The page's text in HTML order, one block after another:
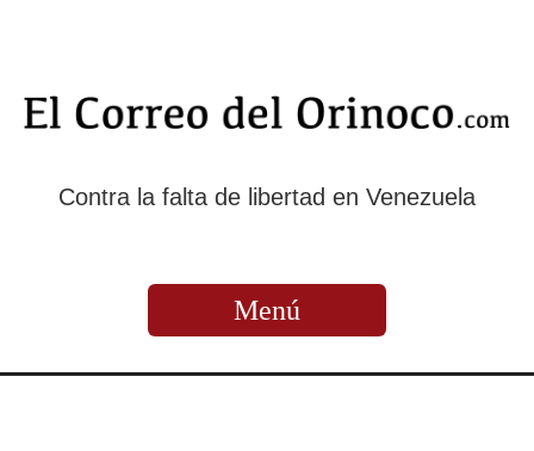
Contra la falta de libertad en Venezuela
Menú